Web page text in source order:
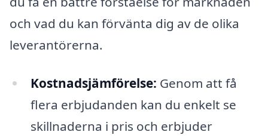
och vad du kan förvänta dig av de olika
leverantörerna.
Kostnadsjämförelse: Genom att få
flera erbjudanden kan du enkelt se
skillnaderna i pris och erbjuder